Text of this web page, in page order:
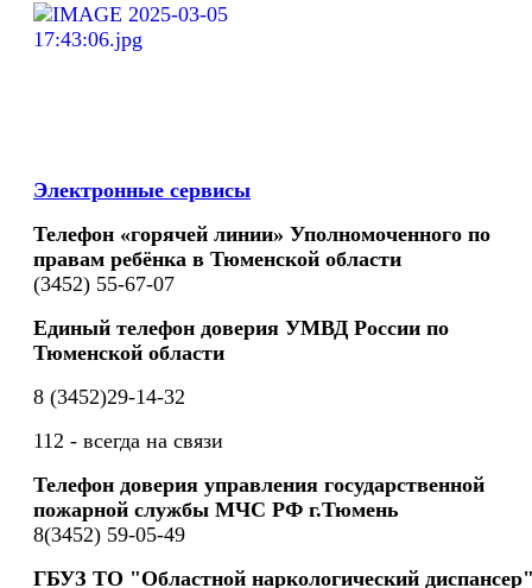
Электронные сервисы
Телефон «горячей линии» Уполномоченного по
правам ребёнка в Тюменской области
(3452) 55-67-07
Единый телефон доверия УМВД России по
Тюменской области
8 (3452)29-14-32
112 - всегда на связи
Телефон доверия управления государственной
пожарной службы МЧС РФ г.Тюмень
8(3452) 59-05-49
ГБУЗ ТО "Областной наркологический